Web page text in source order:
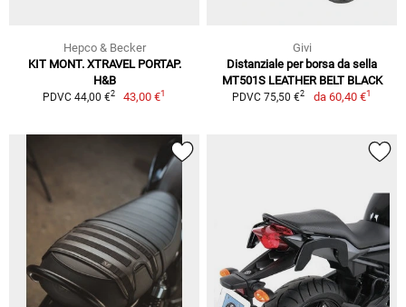
Hepco & Becker
KIT MONT. XTRAVEL PORTAP.
H&B
PDVC 44,00 €2 43,00 €1
Givi
Distanziale per borsa da sella
MT501S LEATHER BELT BLACK
PDVC 75,50 €2 da 60,40 €1